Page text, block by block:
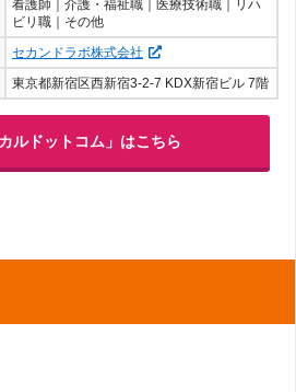
看護師｜介護・福祉職｜医療技術職｜リハ
ビリ職｜その他
セカンドラボ株式会社
東京都新宿区西新宿3-2-7 KDX新宿ビル 7階
ルドットコム」はこちら